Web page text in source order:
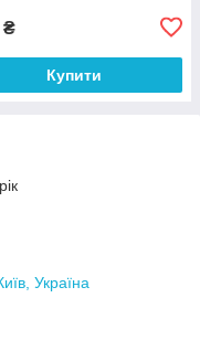
₴
Купити
Україна